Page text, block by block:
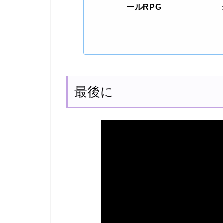
ールRPG
最後に